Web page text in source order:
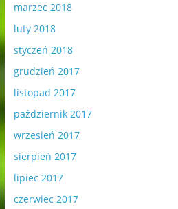
marzec 2018
luty 2018
styczeń 2018
grudzień 2017
listopad 2017
październik 2017
wrzesień 2017
sierpień 2017
lipiec 2017
czerwiec 2017